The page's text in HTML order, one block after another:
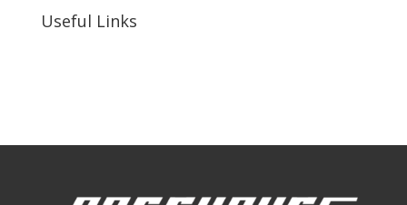
Useful Links